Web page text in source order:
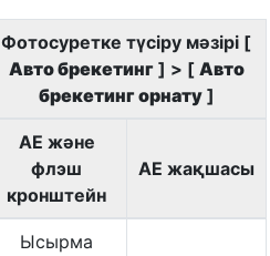
Фотосуретке түсіру мәзірі [
Авто брекетинг] > [ Авто
брекетинг орнату]
AE және
флэш
кронштейн
AE жақшасы
Ысырма